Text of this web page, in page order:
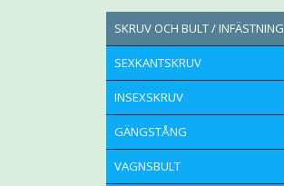
SKRUV OCH BULT / INFÄSTNING
SEXKANTSKRUV
INSEXSKRUV
GÄNGSTÅNG
VAGNSBULT